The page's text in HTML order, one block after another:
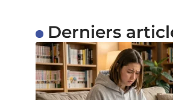
Derniers